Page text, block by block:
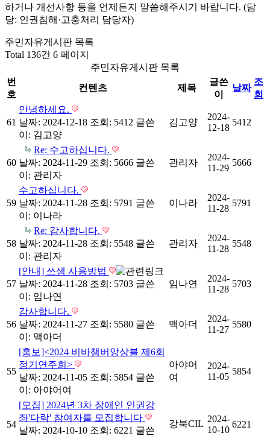
하거나 개선사항 등을 언제든지 말씀해주시기 바랍니다. (담
당: 인권침해·고충처리 담당자)
주민자유게시판 목록
Total 136건 6 페이지
주민자유게시판 목록
번
호
컨텐츠 제목
글쓴
이
날짜
조
회
61
안녕하세요.
날짜: 2024-12-18 조회: 5412 글쓴
이: 김고양
김고양
2024-
12-18
5412
60
Re: 수고하십니다.
날짜: 2024-11-29 조회: 5666 글쓴
이: 관리자
관리자
2024-
11-29
5666
59
수고하십니다.
날짜: 2024-11-28 조회: 5791 글쓴
이: 이나라
이나라
2024-
11-28
5791
58
Re: 감사합니다.
날짜: 2024-11-28 조회: 5548 글쓴
이: 관리자
관리자
2024-
11-28
5548
57
[안내] 쓰샘 사용방법
날짜: 2024-11-28 조회: 5703 글쓴
이: 임나연
임나연
2024-
11-28
5703
56
감사합니다.
날짜: 2024-11-27 조회: 5580 글쓴
이: 맥아더
맥아더
2024-
11-27
5580
55
[홍보]<2024 비바챔버앙상블 제6회
정기연주회>
날짜: 2024-11-05 조회: 5854 글쓴
이: 아야어여
아야어
여
2024-
11-05
5854
54
[모집] 2024년 3차 장애인 인권강
좌'다락' 참여자를 모집합니다
날짜: 2024-10-10 조회: 6221 글쓴
강북CIL 2024-
10-10
6221